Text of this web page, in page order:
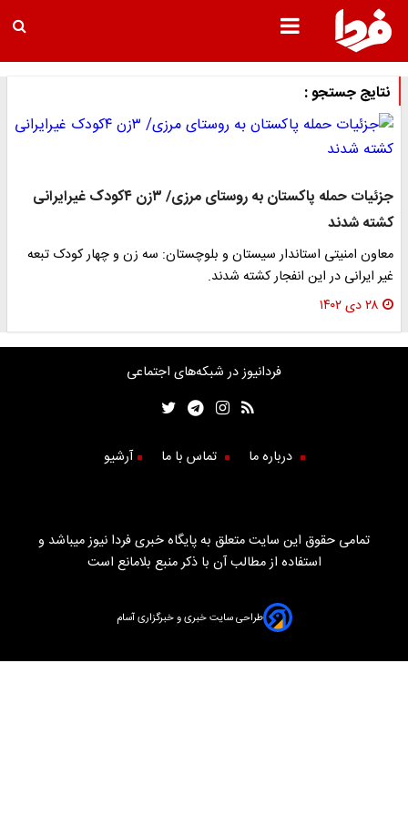
نتایج جستجو :
جزئیات حمله پاکستان به روستای مرزی/ ۳زن ۴کودک غیرایرانی
کشته شدند
معاون امنیتی استاندار سیستان و بلوچستان: سه زن و چهار کودک تبعه
غیر ایرانی در این انفجار کشته شدند.
۲۸ دی ۱۴۰۲
فردانیوز در شبکه‌های اجتماعی
درباره ما تماس با ما آرشیو
تمامی حقوق این سایت متعلق به پایگاه خبری فردا نیوز میباشد و
استفاده از مطالب آن با ذکر منبع بلامانع است
طراحی سایت خبری و خبرگزاری آسام